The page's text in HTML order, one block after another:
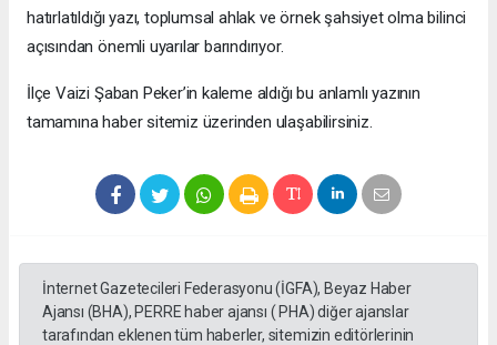
hatırlatıldığı yazı, toplumsal ahlak ve örnek şahsiyet olma bilinci
açısından önemli uyarılar barındırıyor.
​İlçe Vaizi Şaban Peker’in kaleme aldığı bu anlamlı yazının
tamamına haber sitemiz üzerinden ulaşabilirsiniz.
İnternet Gazetecileri Federasyonu (İGFA), Beyaz Haber
Ajansı (BHA), PERRE haber ajansı ( PHA) diğer ajanslar
tarafından eklenen tüm haberler, sitemizin editörlerinin